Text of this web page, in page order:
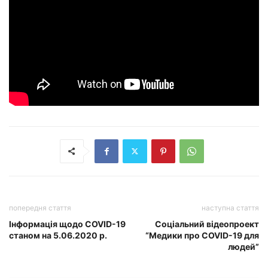
попередня стаття
Інформація щодо COVID-19
станом на 5.06.2020 р.
наступна стаття
Соціальний відеопроект
“Медики про COVID-19 для
людей”